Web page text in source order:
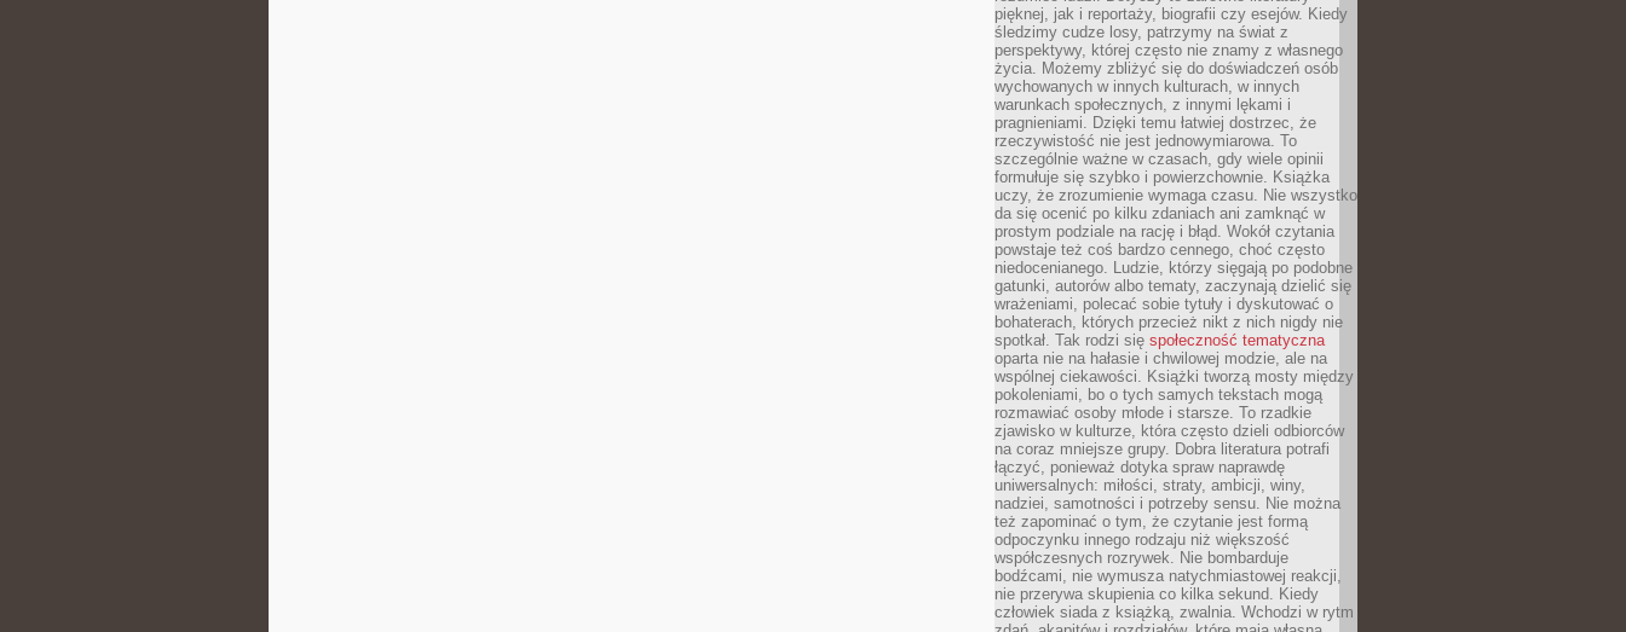
pięknej, jak i reportaży, biografii czy esejów. Kiedy
śledzimy cudze losy, patrzymy na świat z
perspektywy, której często nie znamy z własnego
życia. Możemy zbliżyć się do doświadczeń osób
wychowanych w innych kulturach, w innych
warunkach społecznych, z innymi lękami i
pragnieniami. Dzięki temu łatwiej dostrzec, że
rzeczywistość nie jest jednowymiarowa. To
szczególnie ważne w czasach, gdy wiele opinii
formułuje się szybko i powierzchownie. Książka
uczy, że zrozumienie wymaga czasu. Nie wszystko
da się ocenić po kilku zdaniach ani zamknąć w
prostym podziale na rację i błąd. Wokół czytania
powstaje też coś bardzo cennego, choć często
niedocenianego. Ludzie, którzy sięgają po podobne
gatunki, autorów albo tematy, zaczynają dzielić się
wrażeniami, polecać sobie tytuły i dyskutować o
bohaterach, których przecież nikt z nich nigdy nie
spotkał. Tak rodzi się społeczność tematyczna
oparta nie na hałasie i chwilowej modzie, ale na
wspólnej ciekawości. Książki tworzą mosty między
pokoleniami, bo o tych samych tekstach mogą
rozmawiać osoby młode i starsze. To rzadkie
zjawisko w kulturze, która często dzieli odbiorców
na coraz mniejsze grupy. Dobra literatura potrafi
łączyć, ponieważ dotyka spraw naprawdę
uniwersalnych: miłości, straty, ambicji, winy,
nadziei, samotności i potrzeby sensu. Nie można
też zapominać o tym, że czytanie jest formą
odpoczynku innego rodzaju niż większość
współczesnych rozrywek. Nie bombarduje
bodźcami, nie wymusza natychmiastowej reakcji,
nie przerywa skupienia co kilka sekund. Kiedy
człowiek siada z książką, zwalnia. Wchodzi w rytm